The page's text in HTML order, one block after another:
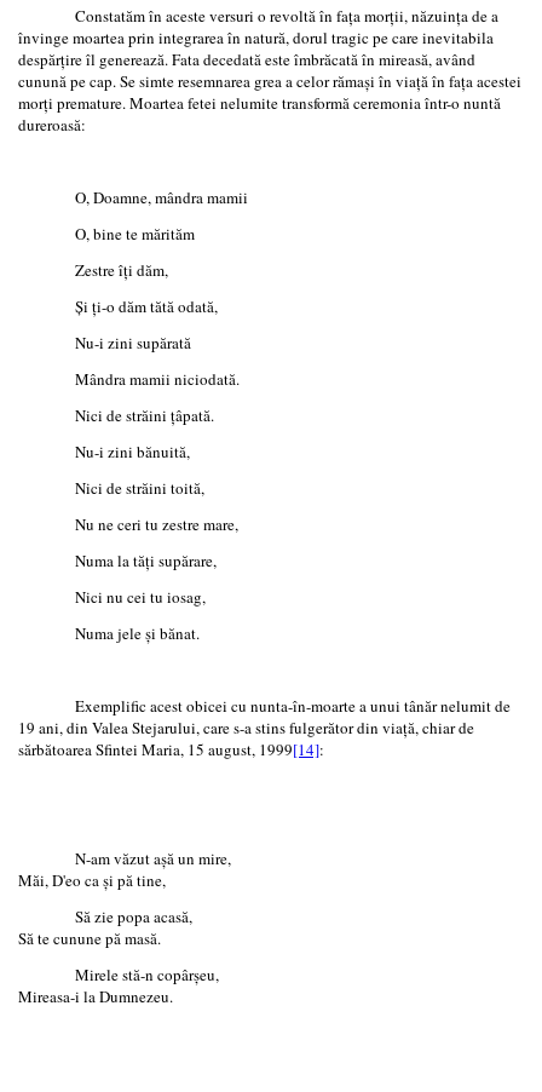
Constatăm în aceste versuri o revoltă în faţa morţii, năzuinţa de a
învinge moartea prin integrarea în natură, dorul tragic pe care inevitabila
despărţire îl generează. Fata decedată este îmbrăcată în mireasă, având
cunună pe cap. Se simte resemnarea grea a celor rămaşi în viaţă în faţa acestei
morţi premature. Moartea fetei nelumite transformă ceremonia într-o nuntă
dureroasă:
O, Doamne, mândra mamii
O, bine te mărităm
Zestre îţi dăm,
Şi ţi-o dăm tătă odată,
Nu-i zini supărată
Mândra mamii niciodată.
Nici de străini ţâpată.
Nu-i zini bănuită,
Nici de străini toită,
Nu ne ceri tu zestre mare,
Numa la tăţi supărare,
Nici nu cei tu iosag,
Numa jele şi bănat.
Exemplific acest obicei cu nunta-în-moarte a unui tânăr nelumit de
19 ani, din Valea Stejarului, care s-a stins fulgerător din viaţă, chiar de
sărbătoarea Sfintei Maria, 15 august, 1999[14]:
N-am văzut aşă un mire,
Măi, D'eo ca şi pă tine,
Să zie popa acasă,
Să te cunune pă masă.
Mirele stă-n copârşeu,
Mireasa-i la Dumnezeu.